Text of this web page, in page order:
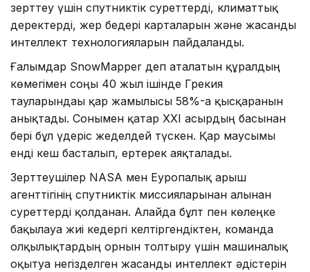
зерттеу үшін спутниктік суреттерді, климаттық
деректерді, жер бедері карталарын және жасанды
интеллект технологияларын пайдаланды.
Ғалымдар SnowMapper деп аталатын құралдың
көмегімен соңғы 40 жыл ішінде Грекия
тауларындағы қар жамылғысы 58%-ға қысқарғанын
анықтады. Сонымен қатар XXI ғасырдың басынан
бері бұл үдеріс жеделдей түскен. Қар маусымы
енді кеш басталып, ертерек аяқталады.
Зерттеушілер NASA мен Еуропалық ғарыш
агенттігінің спутниктік миссияларынан алынған
суреттерді қолданған. Алайда бұлт пен көлеңке
бақылауға жиі кедергі келтіргендіктен, команда
олқылықтардың орнын толтыру үшін машиналық
оқытуға негізделген жасанды интеллект әдістерін